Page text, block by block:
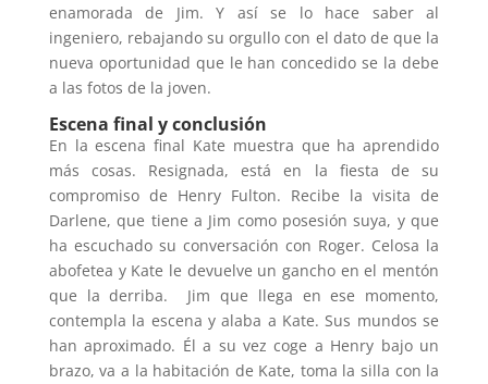
enamorada de Jim. Y así se lo hace saber al
ingeniero, rebajando su orgullo con el dato de que la
nueva oportunidad que le han concedido se la debe
a las fotos de la joven.
Escena final y conclusión
En la escena final Kate muestra que ha aprendido
más cosas. Resignada, está en la fiesta de su
compromiso de Henry Fulton. Recibe la visita de
Darlene, que tiene a Jim como posesión suya, y que
ha escuchado su conversación con Roger. Celosa la
abofetea y Kate le devuelve un gancho en el mentón
que la derriba. Jim que llega en ese momento,
contempla la escena y alaba a Kate. Sus mundos se
han aproximado. Él a su vez coge a Henry bajo un
brazo, va a la habitación de Kate, toma la silla con la